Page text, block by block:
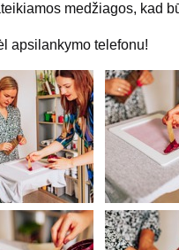
medžiagos, kad
apsilankymo telefonu!